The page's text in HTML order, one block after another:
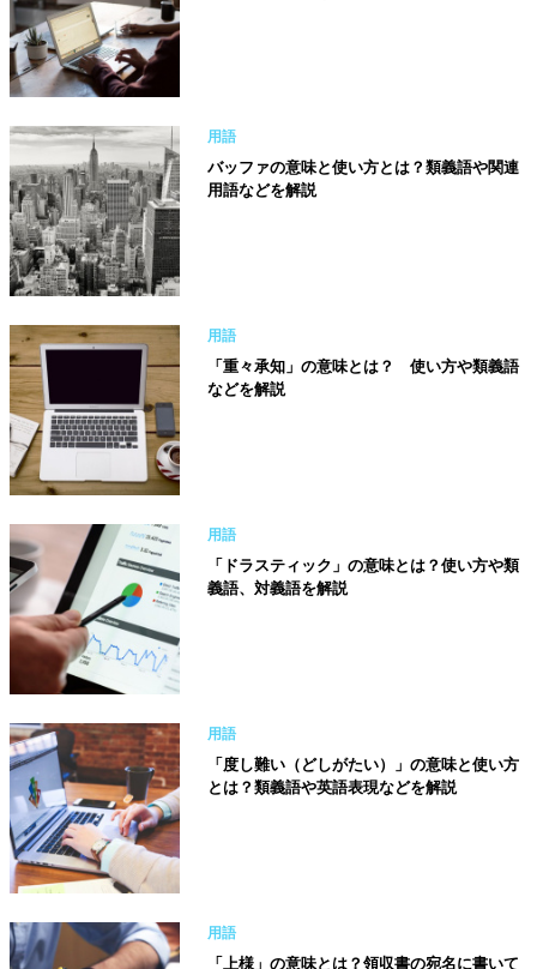
用語
バッファの意味と使い方とは？類義語や関連
用語などを解説
用語
「重々承知」の意味とは？ 使い方や類義語
などを解説
用語
「ドラスティック」の意味とは？使い方や類
義語、対義語を解説
用語
「度し難い（どしがたい）」の意味と使い方
とは？類義語や英語表現などを解説
用語
「上様」の意味とは？領収書の宛名に書いて